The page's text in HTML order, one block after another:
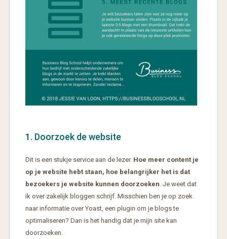
1. Doorzoek de website
Dit is een stukje service aan de lezer. Hoe meer content je
op je website hebt staan, hoe belangrijker het is dat
bezoekers je website kunnen doorzoeken . Je weet dat
ik over zakelijk bloggen schrijf. Misschien ben je op zoek
naar informatie over Yoast, een plugin om je blogs te
optimaliseren? Dan is het handig dat je mijn site kan
doorzoeken.